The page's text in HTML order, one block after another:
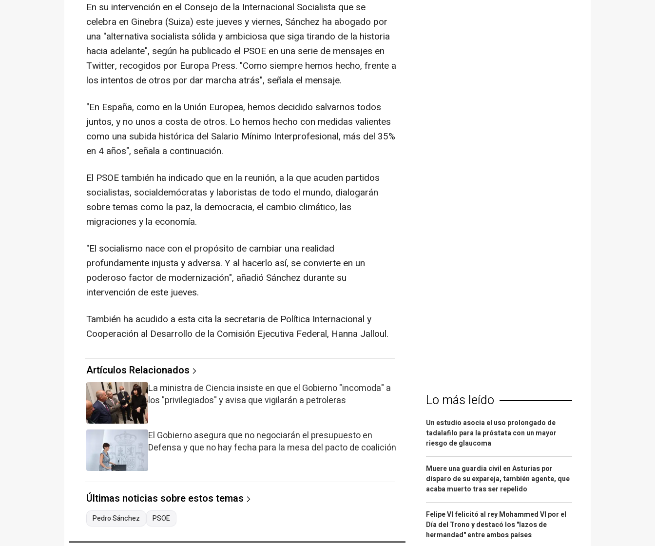
En su intervención en el Consejo de la Internacional Socialista que se
celebra en Ginebra (Suiza) este jueves y viernes, Sánchez ha abogado por
una "alternativa socialista sólida y ambiciosa que siga tirando de la historia
hacia adelante", según ha publicado el PSOE en una serie de mensajes en
Twitter, recogidos por Europa Press. "Como siempre hemos hecho, frente a
los intentos de otros por dar marcha atrás", señala el mensaje.
"En España, como en la Unión Europea, hemos decidido salvarnos todos
juntos, y no unos a costa de otros. Lo hemos hecho con medidas valientes
como una subida histórica del Salario Mínimo Interprofesional, más del 35%
en 4 años", señala a continuación.
El PSOE también ha indicado que en la reunión, a la que acuden partidos
socialistas, socialdemócratas y laboristas de todo el mundo, dialogarán
sobre temas como la paz, la democracia, el cambio climático, las
migraciones y la economía.
"El socialismo nace con el propósito de cambiar una realidad
profundamente injusta y adversa. Y al hacerlo así, se convierte en un
poderoso factor de modernización", añadió Sánchez durante su
intervención de este jueves.
También ha acudido a esta cita la secretaria de Política Internacional y
Cooperación al Desarrollo de la Comisión Ejecutiva Federal, Hanna Jalloul.
Artículos Relacionados
La ministra de Ciencia insiste en que el Gobierno "incomoda" a
los "privilegiados" y avisa que vigilarán a petroleras
El Gobierno asegura que no negociarán el presupuesto en
Defensa y que no hay fecha para la mesa del pacto de coalición
Últimas noticias sobre estos temas
Pedro Sánchez PSOE
Lo más leído
Un estudio asocia el uso prolongado de
tadalafilo para la próstata con un mayor
riesgo de glaucoma
Muere una guardia civil en Asturias por
disparo de su expareja, también agente, que
acaba muerto tras ser repelido
Felipe VI felicitó al rey Mohammed VI por el
Día del Trono y destacó los "lazos de
hermandad" entre ambos países